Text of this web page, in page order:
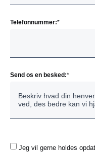
*
Telefonnummer:
*
Send os en besked:
Jeg vil gerne holdes